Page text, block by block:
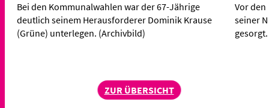
Bei den Kommunalwahlen war der 67-Jährige
deutlich seinem Herausforderer Dominik Krause
(Grüne) unterlegen. (Archivbild)
Vor den
seiner
ZUR ÜBERSICHT